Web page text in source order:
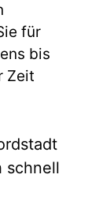
für
bis
Zeit
schnell